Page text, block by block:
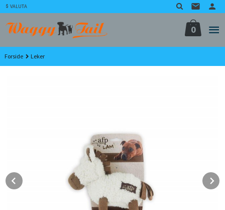
Gå
til
innholdet
VALUTA
0
Forside Leker